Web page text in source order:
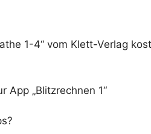
1-4“ vom Klett-Verlag
App „Blitzrechnen 1“